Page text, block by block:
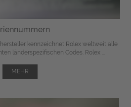
kennzeichnet Rolex weltweit alle
länderspezifischen Codes. Rolex ...
MEHR